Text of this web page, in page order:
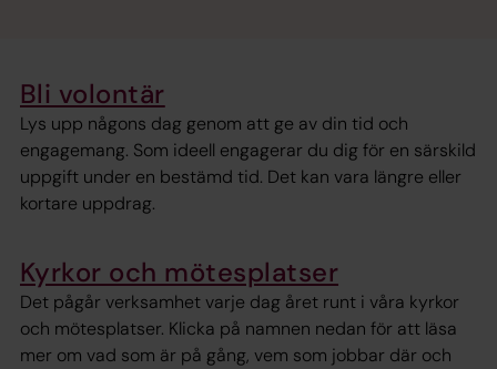
Bli volontär
Lys upp någons dag genom att ge av din tid och
engagemang. Som ideell engagerar du dig för en särskild
uppgift under en bestämd tid. Det kan vara längre eller
kortare uppdrag.
Kyrkor och mötesplatser
Det pågår verksamhet varje dag året runt i våra kyrkor
och mötesplatser. Klicka på namnen nedan för att läsa
mer om vad som är på gång, vem som jobbar där och